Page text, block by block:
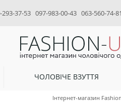
293-37-53 097-983-00-43 063-560-74-81
ЧОЛОВІЧЕ ВЗУТТЯ
Інтернет-магазин